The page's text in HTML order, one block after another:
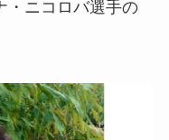
・ニコロバ選手の